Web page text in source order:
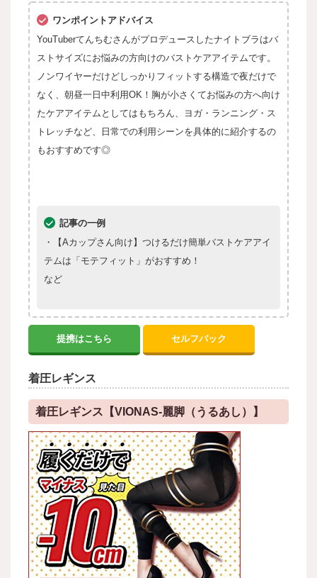
ワンポイントアドバイス
YouTuberてんちむさんがプロデュースしたナイトブラはバ
ストサイズにお悩みの方向けのバストケアアイテムです。
ノンワイヤーだけどしっかりフィットする構造で夜だけで
なく、朝昼一日中利用OK！胸が小さくてお悩みの方へ向け
たケアアイテムとしてはもちろん、ヨガ・ランニング・ス
トレッチなど、日常での利用シーンを具体的に紹介するの
もおすすめです◎
記事の一例
・【Aカップさん向け】つけるだけ簡単バストケアアイ
テムは「モテフィット」がおすすめ！
など
提携はこちら セルフバック
着圧レギンス
着圧レギンス【VIONAS-麗脚（うるあし）】